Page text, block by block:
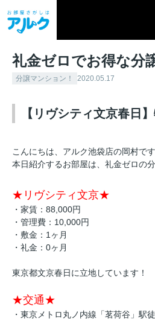
礼金ゼロでお得な分
分譲マンション！ 2020.05.17
【リヴシティ文京春日
こんにちは、アルク池袋店の岡村で
本日紹介するお部屋は、礼金ゼロの
★リヴシティ文京★
・家賃：88,000円
・管理費：10,000円
・敷金：1ヶ月
・礼金：0ヶ月
東京都文京春日に立地しています！
★交通★
・東京メトロ丸ノ内線「茗荷谷」駅